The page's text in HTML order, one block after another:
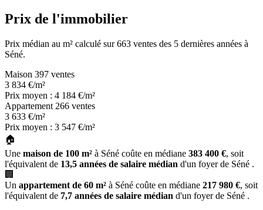
Prix de l'immobilier
Prix médian au m² calculé sur 663 ventes des 5 dernières années à
Séné.
Maison 397 ventes
3 834 €/m²
Prix moyen : 4 184 €/m²
Appartement 266 ventes
3 633 €/m²
Prix moyen : 3 547 €/m²
🏠
Une maison de 100 m² à Séné coûte en médiane 383 400 €, soit
l'équivalent de 13,5 années de salaire médian d'un foyer de Séné .
🏢
Un appartement de 60 m² à Séné coûte en médiane 217 980 €, soit
l'équivalent de 7,7 années de salaire médian d'un foyer de Séné .